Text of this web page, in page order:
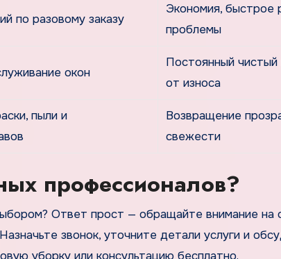
по разовому заказу
Экономия, быстрое
проблемы
окон
Постоянный
от износа
пыли и
Возвращение
свежести
профессионалов?
Ответ прост — обращайте внимание на
звонок, уточните детали услуги и
уборку или консультацию бесплатно.